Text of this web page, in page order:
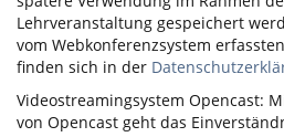
Lehrveranstaltung gespeichert
vom Webkonferenzsystem
finden sich in der
Videostreamingsystem Opencast:
von Opencast geht das